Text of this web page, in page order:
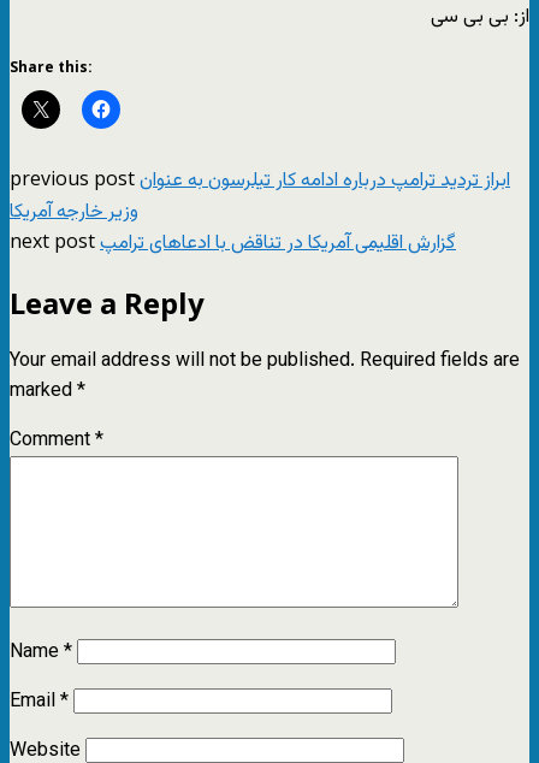
از: بی بی سی
Share this:
previous postابراز تردید ترامپ درباره ادامه کار تیلرسون به عنوان
وزیر خارجه آمریکا
next postگزارش اقلیمی آمریکا در تناقض با ادعاهای ترامپ
Leave a Reply
Your email address will not be published. Required fields are
marked*
Comment*
Name*
Email*
Website